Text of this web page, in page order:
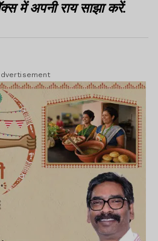
में अपनी राय साझा करें.